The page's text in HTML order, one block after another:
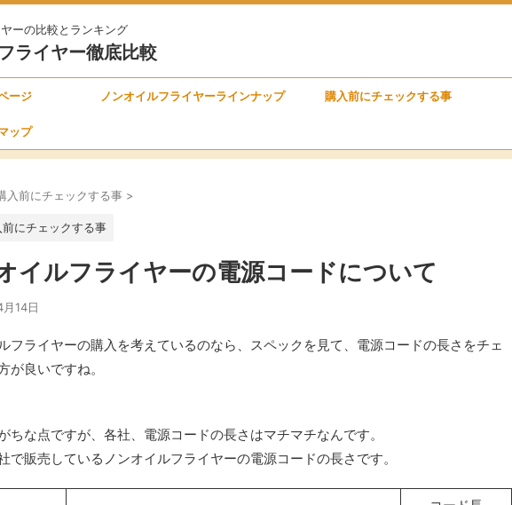
ーの比較とランキング
ライヤー徹底比較
ージ ノンオイルフライヤーラインナップ 購入前にチェックする事
ップ
入前にチェックする事 >
前にチェックする事
イルフライヤーの電源コードについて
14日
フライヤーの購入を考えているのなら、スペックを見て、電源コードの長さをチェ
が良いですね。
ちな点ですが、各社、電源コードの長さはマチマチなんです。
で販売しているノンオイルフライヤーの電源コードの長さです。